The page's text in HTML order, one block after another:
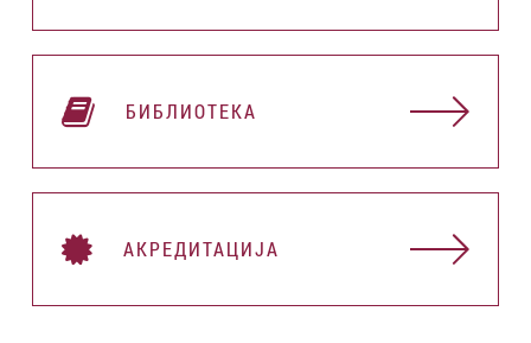
БИБЛИОТЕКА
АКРЕДИТАЦИЈА